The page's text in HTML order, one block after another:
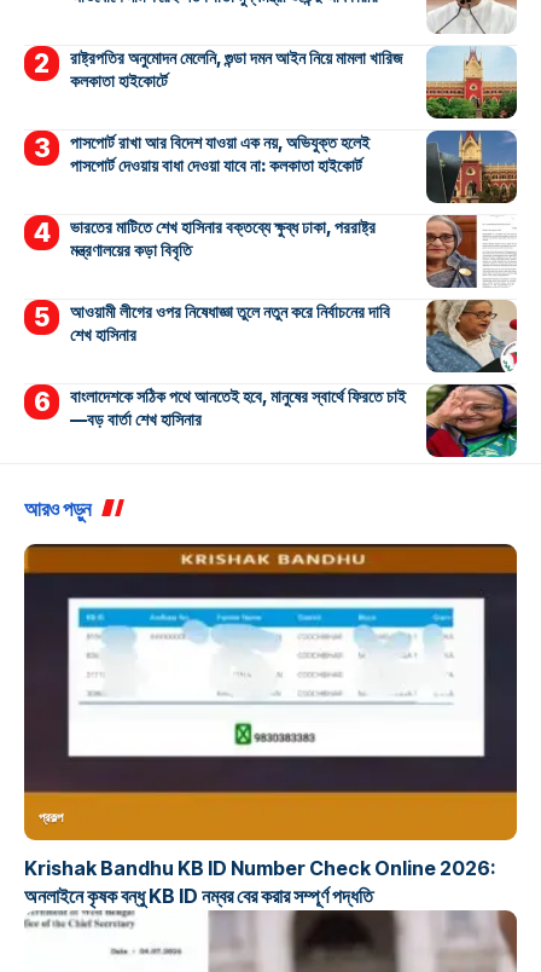
রাষ্ট্রপতির অনুমোদন মেলেনি, গুন্ডা দমন আইন নিয়ে মামলা খারিজ
কলকাতা হাইকোর্টে
পাসপোর্ট রাখা আর বিদেশ যাওয়া এক নয়, অভিযুক্ত হলেই
পাসপোর্ট দেওয়ায় বাধা দেওয়া যাবে না: কলকাতা হাইকোর্ট
ভারতের মাটিতে শেখ হাসিনার বক্তব্যে ক্ষুব্ধ ঢাকা, পররাষ্ট্র
মন্ত্রণালয়ের কড়া বিবৃতি
আওয়ামী লীগের ওপর নিষেধাজ্ঞা তুলে নতুন করে নির্বাচনের দাবি
শেখ হাসিনার
বাংলাদেশকে সঠিক পথে আনতেই হবে, মানুষের স্বার্থে ফিরতে চাই
—বড় বার্তা শেখ হাসিনার
আরও পড়ুন
প্রকল্প
Krishak Bandhu KB ID Number Check Online 2026:
অনলাইনে কৃষক বন্ধু KB ID নম্বর বের করার সম্পূর্ণ পদ্ধতি